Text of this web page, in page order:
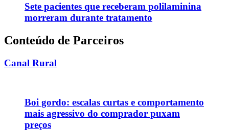
Sete pacientes que receberam polilaminina
morreram durante tratamento
Conteúdo de Parceiros
Canal Rural
Boi gordo: escalas curtas e comportamento
mais agressivo do comprador puxam
preços